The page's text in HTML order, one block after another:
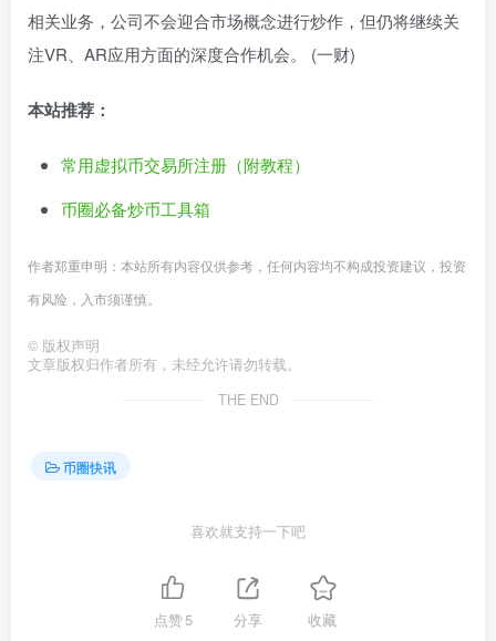
相关业务，公司不会迎合市场概念进行炒作，但仍将继续关
注VR、AR应用方面的深度合作机会。 (一财)
本站推荐：
常用虚拟币交易所注册（附教程）
币圈必备炒币工具箱
作者郑重申明：本站所有内容仅供参考，任何内容均不构成投资建议，投资
有风险，入市须谨慎。
© 版权声明
文章版权归作者所有，未经允许请勿转载。
THE END
币圈快讯
喜欢就支持一下吧
点赞5 分享 收藏